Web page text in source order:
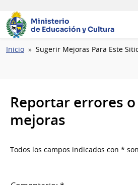
Ministerio
de Educación y Cultura
Ruta
Inicio Sugerir Mejoras Para Este
Reportar errores
mejoras
Todos los campos indicados con *